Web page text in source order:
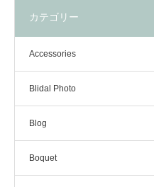
カテゴリー
Accessories
Blidal Photo
Blog
Boquet